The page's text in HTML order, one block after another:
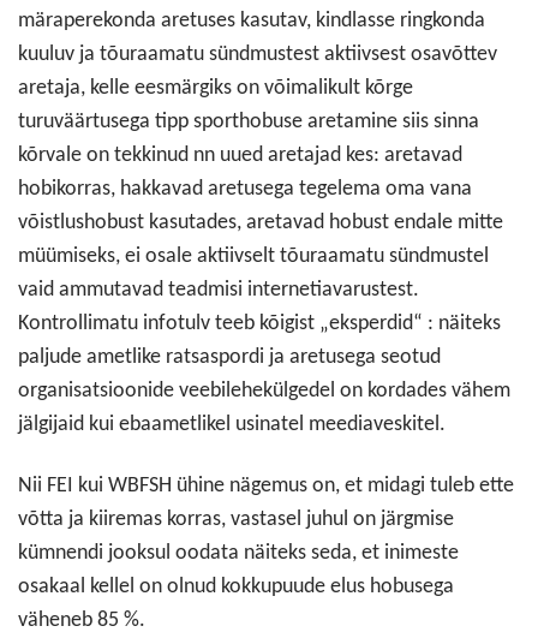
märaperekonda aretuses kasutav, kindlasse ringkonda
kuuluv ja tõuraamatu sündmustest aktiivsest osavõttev
aretaja, kelle eesmärgiks on võimalikult kõrge
turuväärtusega tipp sporthobuse aretamine siis sinna
kõrvale on tekkinud nn uued aretajad kes: aretavad
hobikorras, hakkavad aretusega tegelema oma vana
võistlushobust kasutades, aretavad hobust endale mitte
müümiseks, ei osale aktiivselt tõuraamatu sündmustel
vaid ammutavad teadmisi internetiavarustest.
Kontrollimatu infotulv teeb kõigist „eksperdid“ : näiteks
paljude ametlike ratsaspordi ja aretusega seotud
organisatsioonide veebilehekülgedel on kordades vähem
jälgijaid kui ebaametlikel usinatel meediaveskitel.
Nii FEI kui WBFSH ühine nägemus on, et midagi tuleb ette
võtta ja kiiremas korras, vastasel juhul on järgmise
kümnendi jooksul oodata näiteks seda, et inimeste
osakaal kellel on olnud kokkupuude elus hobusega
väheneb 85 %.